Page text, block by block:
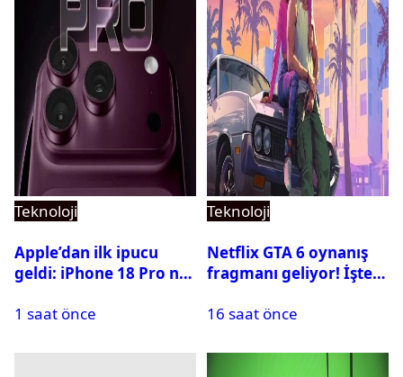
Teknoloji
Apple’dan ilk ipucu
geldi: iPhone 18 Pro ne
1 saat önce
Teknoloji
Netflix GTA 6 oynanış
fragmanı geliyor! İşte
16 saat önce